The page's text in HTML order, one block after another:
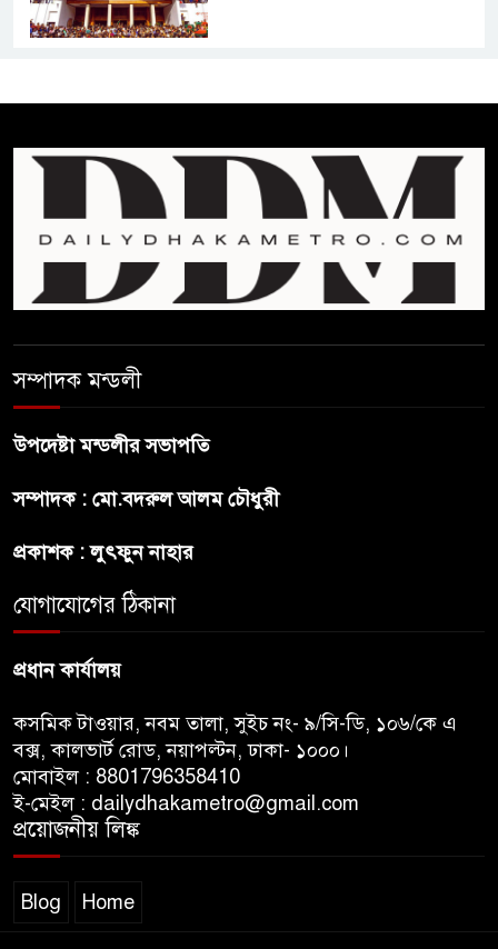
ব্যবস্থা নিবে সরকার : প্রধানমন্ত্রীর
বাংলাদেশে বিনিয়োগ ও দক্ষ শ্রমিক
নিতে আগ্রহী সৌদি আরব
ব্রাজিলের ফুটবলারকে গুলি করে
রাজধানীর উত্তরখানে
পরিচ্ছন্নতাকর্মী-এলাকাবাসীর মধ্যে
সম্পাদক মন্ডলী
উপদেষ্টা মন্ডলীর সভাপতি
সম্পাদক : মো.বদরুল আলম চৌধুরী
প্রকাশক : লুৎফুন নাহার
যোগাযোগের ঠিকানা
প্রধান কার্যালয়
কসমিক টাওয়ার, নবম তালা, সুইচ নং- ৯/সি-ডি, ১০৬/কে এ
বক্স, কালভার্ট রোড, নয়াপল্টন, ঢাকা- ১০০০।
মোবাইল : 8801796358410
ই-মেইল : dailydhakametro@gmail.com
প্রয়োজনীয় লিঙ্ক
Blog Home